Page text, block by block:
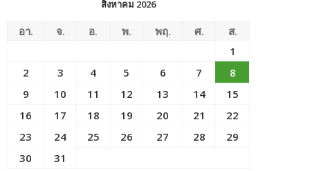
สิงหาคม 2026
อา. จ. อ. พ. พฤ. ศ.
ส.
1
2
3 4 5 6 7
8
9
10 11 12 13 14
15
16
17 18 19 20 21
22
23
24 25 26 27 28
29
30
31